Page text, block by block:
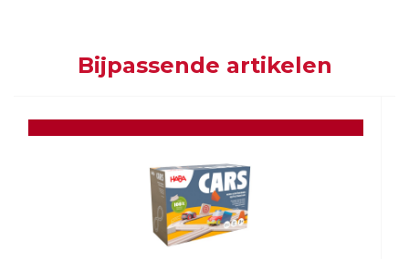
Bijpassende artikelen